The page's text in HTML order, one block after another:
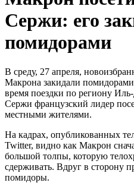
Сержи: его
помидорами
В среду, 27 апреля,
Макрона закидали
время поездки по региону
Сержи французский лидер
местными жителями.
На кадрах, опубликованных
Twitter, видно как Макрон
большой толпы, которую
сдерживать. Вдруг в сторону
помидоры.